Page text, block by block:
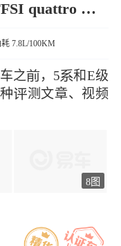
奥迪A6L 2023款 改款 45 TFSI quattro 臻选动感型
7.8L/100KM
之，5和E级
测文章、视频
8图